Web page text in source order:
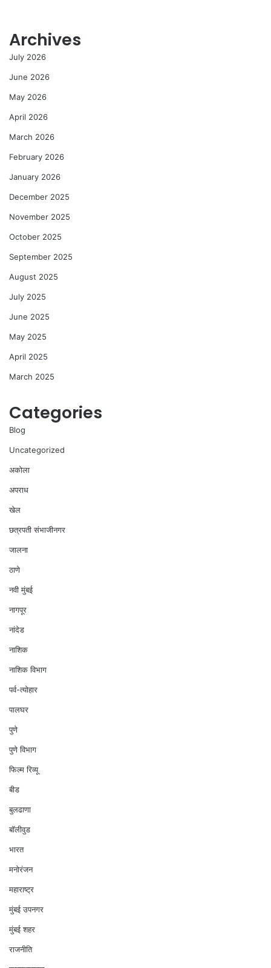
Archives
July 2026
June 2026
May 2026
April 2026
March 2026
February 2026
January 2026
December 2025
November 2025
October 2025
September 2025
August 2025
July 2025
June 2025
May 2025
April 2025
March 2025
Categories
Blog
Uncategorized
अकोला
अपराध
खेल
छत्रपती संभाजीनगर
जालना
ठाणे
नवी मुंबई
नागपूर
नांदेड
नाशिक
नाशिक विभाग
पर्व-त्योहार
पालघर
पुणे
पुणे विभाग
फिल्म रिव्यू
बीड
बुलढाणा
बॉलीवुड
भारत
मनोरंजन
महाराष्ट्र
मुंबई उपनगर
मुंबई शहर
राजनीति